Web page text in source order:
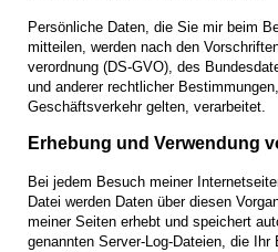
Persönliche Daten, die Sie mir beim
mitteilen, werden nach den
verordnung (DS-GVO), des
und anderer rechtlicher
Geschäfts­verkehr gelten, verarbeitet.
Erhebung und Verwendung
Bei jedem Besuch meiner
Datei werden Daten über diesen
meiner Seiten erhebt und speichert
genannten Server-Log-Dateien, die